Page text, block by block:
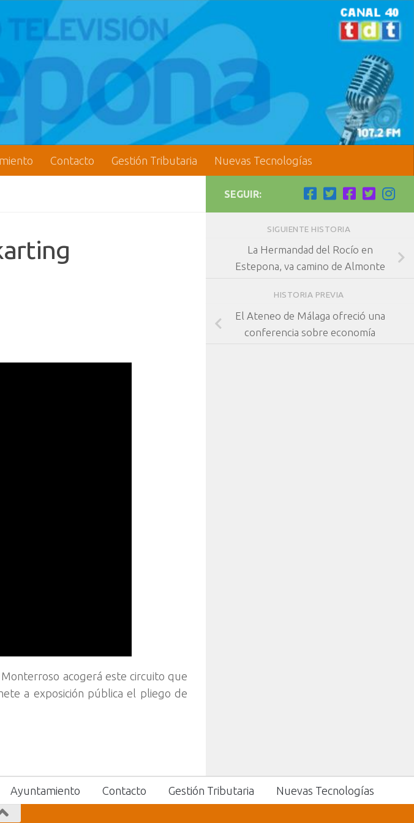
Contacto Gestión Tributaria Nuevas Tecnologías
acogerá este circuito que
a exposición pública el pliego de
SEGUIR:
SIGUIENTE HISTORIA
La Hermandad del Rocío en
Estepona, va camino de Almonte
HISTORIA PREVIA
El Ateneo de Málaga ofreció una
conferencia sobre economía
Ayuntamiento Contacto Gestión Tributaria Nuevas Tecnologías